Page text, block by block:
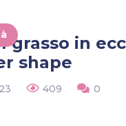
grasso in
shape
409 0